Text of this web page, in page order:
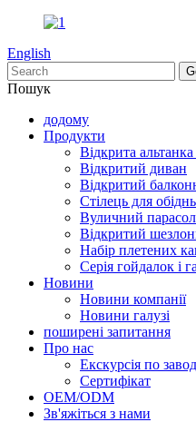
English
Пошук
додому
Продукти
Відкрита
Відкритий диван
Відкритий
Стілець для
Вуличний
Відкритий
Набір плетених
Серія гойдалок і
Новини
Новини компанії
Новини галузі
поширені запитання
Про нас
Екскурсія по
Сертифікат
OEM/ODM
Зв'яжіться з нами